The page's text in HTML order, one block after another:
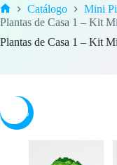
Home
Catálogo
Mini
Plantas de Casa 1 – Kit
Plantas de Casa 1 – Kit
-18%